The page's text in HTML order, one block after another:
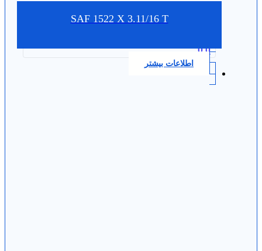
SAF 1522 X 3.11/16 T
0.0
اطلاعات بیشتر